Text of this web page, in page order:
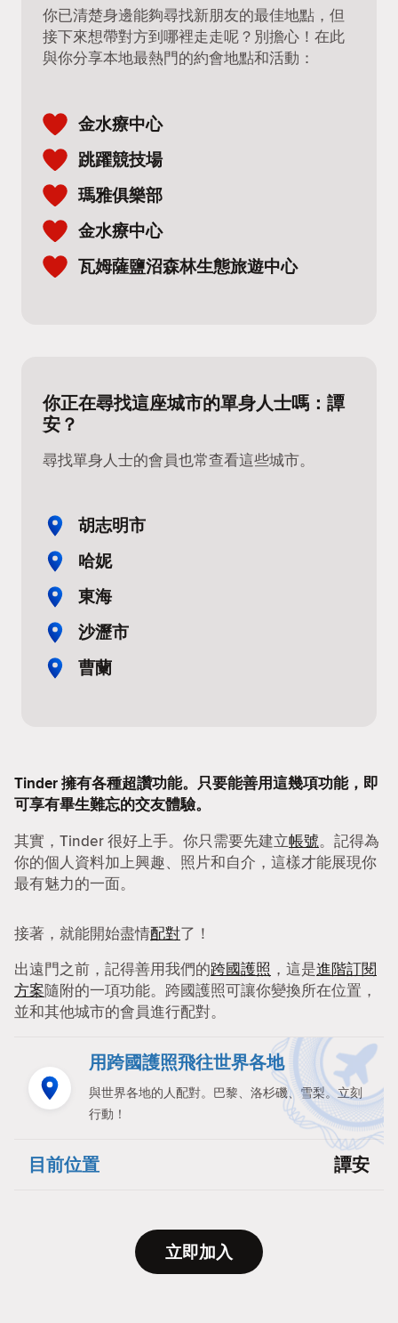
你已清楚身邊能夠尋找新朋友的最佳地點，但
接下來想帶對方到哪裡走走呢？別擔心！在此
與你分享本地最熱門的約會地點和活動：
金水療中心
跳躍競技場
瑪雅俱樂部
金水療中心
瓦姆薩鹽沼森林生態旅遊中心
你正在尋找這座城市的單身人士嗎：譚
安？
尋找單身人士的會員也常查看這些城市。
胡志明市
哈妮
東海
沙瀝市
曹蘭
Tinder 擁有各種超讚功能。只要能善用這幾項功能，即
可享有畢生難忘的交友體驗。
其實，Tinder 很好上手。你只需要先建立帳號。記得為
你的個人資料加上興趣、照片和自介，這樣才能展現你
最有魅力的一面。
接著，就能開始盡情配對了！
出遠門之前，記得善用我們的跨國護照 ，這是進階訂閱
方案隨附的一項功能。跨國護照可讓你變換所在位置，
並和其他城市的會員進行配對。
用跨國護照飛往世界各地
與世界各地的人配對。巴黎、洛杉磯、雪梨。立刻
行動！
目前位置 譚安
立即加入